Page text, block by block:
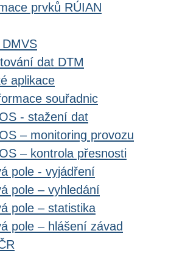
prvků RÚIAN
dat DTM
aplikace
souřadnic
- stažení dat
– monitoring provozu
– kontrola přesnosti
pole - vyjádření
pole – vyhledání
pole – statistika
pole – hlášení závad